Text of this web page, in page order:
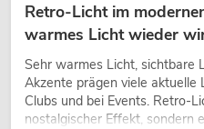
Retro-Licht im
warmes Licht wieder
Sehr warmes Licht, sichtbare
Akzente prägen viele aktuelle
Clubs und bei Events. Retro-
nostalgischer Effekt, sondern